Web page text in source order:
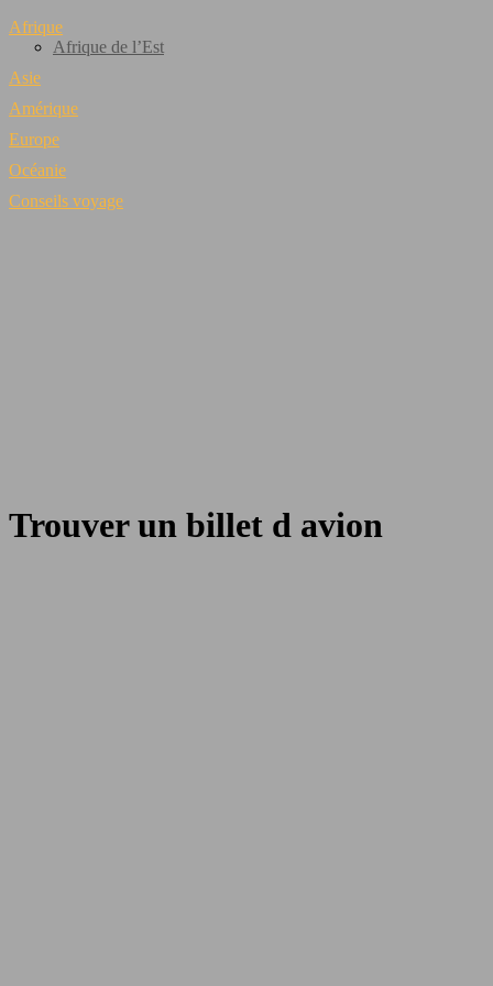
Afrique
Afrique de l’Est
Asie
Amérique
Europe
Océanie
Conseils voyage
Trouver un billet d avion